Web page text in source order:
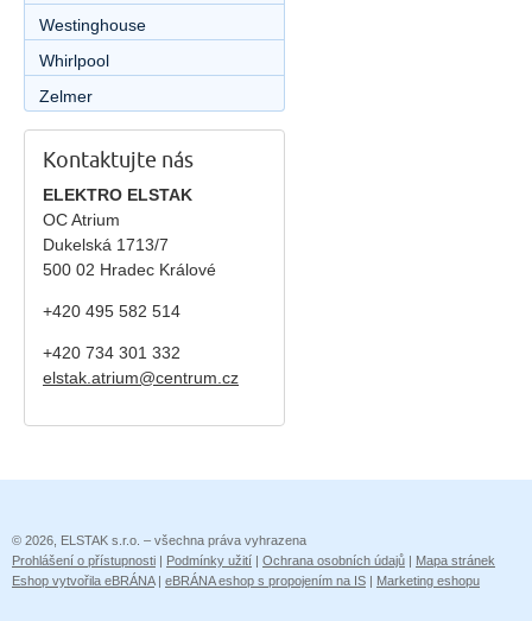
Westinghouse
Whirlpool
Zelmer
Kontaktujte nás
ELEKTRO ELSTAK
OC Atrium
Dukelská 1713/7
500 02 Hradec Králové
+420 495 582 514
+420 734 301 332
elstak.atrium@centrum.cz
© 2026, ELSTAK s.r.o. – všechna práva vyhrazena
Prohlášení o přístupnosti | Podmínky užití | Ochrana osobních údajů | Mapa stránek
Eshop vytvořila eBRÁNA| eBRÁNA eshop s propojením na IS | Marketing eshopu